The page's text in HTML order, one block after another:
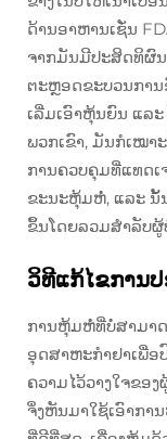
ດ້ານອາຫານເຊັ່ນ
ຈາກມັນມີປະສິດທິຜົ
ຕະຫຼອດຂະບວນກາ
ເລີ່ມເອົາຫຸ້ນຍົນ ແລ
ພວກເຂົາ, ມັນກໍເໝາ
ການຄວບຄຸມທີ່ແທດ
ຂະນະຫຸ້ມຫໍ່, ແລະ ນັ້
ຂຶ້ນໂດຍລວມສຳລັບຜູ້
ວິທີແກ້ໄຂການ
ການຫຸ້ມຫໍ່ທີ່ບໍ່ສາມາ
ອຸດສາຫະກຳຢາເພື່ອ
ຄວາມໄວ້ວາງໃຈຂອ
ຈຶ່ງຫັນມາໃຊ້ເອົາກາ